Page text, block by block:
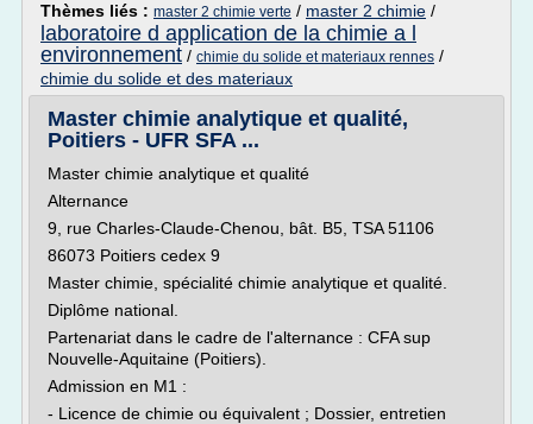
Thèmes liés : master 2 chimie verte / master 2 chimie /
laboratoire d application de la chimie a l
environnement / chimie du solide et materiaux rennes /
chimie du solide et des materiaux
Master chimie analytique et qualité,
Poitiers - UFR SFA ...
Master chimie analytique et qualité
Alternance
9, rue Charles-Claude-Chenou, bât. B5, TSA 51106
86073 Poitiers cedex 9
Master chimie, spécialité chimie analytique et qualité.
Diplôme national.
Partenariat dans le cadre de l'alternance : CFA sup
Nouvelle-Aquitaine (Poitiers).
Admission en M1 :
- Licence de chimie ou équivalent ; Dossier, entretien